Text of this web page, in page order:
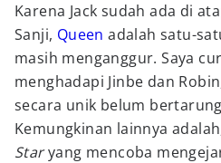
Karena Jack sudah ada di
Sanji, Queen adalah satu-
masih menganggur. Saya
menghadapi Jinbe dan
secara unik belum
Kemungkinan lainnya
Staryang mencoba